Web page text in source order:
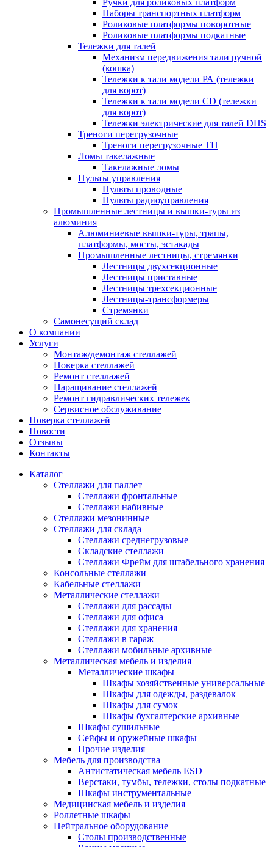
Ручки для роликовых платформ
Наборы транспортных платформ
Роликовые платформы поворотные
Роликовые платформы подкатные
Тележки для талей
Механизм передвижения тали ручной
(кошка)
Тележки к тали модели РА (тележки
для ворот)
Тележки к тали модели CD (тележки
для ворот)
Тележки электрические для талей DHS
Треноги перегрузочные
Треноги перегрузочные ТП
Ломы такелажные
Такелажные ломы
Пульты управления
Пульты проводные
Пульты радиоуправления
Промышленные лестницы и вышки-туры из
алюминия
Алюминиевые вышки-туры, трапы,
платформы, мосты, эстакады
Промышленные лестницы, стремянки
Лестницы двухсекционные
Лестницы приставные
Лестницы трехсекционные
Лестницы-трансформеры
Стремянки
Самонесущий склад
О компании
Услуги
Монтаж/демонтаж стеллажей
Поверка cтеллажей
Ремонт стеллажей
Наращивание стеллажей
Ремонт гидравлических тележек
Сервисное обслуживание
Поверка cтеллажей
Новости
Отзывы
Контакты
Каталог
Стеллажи для паллет
Стеллажи фронтальные
Стеллажи набивные
Стеллажи мезонинные
Стеллажи для склада
Стеллажи среднегрузовые
Складские стеллажи
Стеллажи Фрейм для штабельного хранения
Консольные стеллажи
Кабельные стеллажи
Металлические стеллажи
Стеллажи для рассады
Стеллажи для офиса
Стеллажи для хранения
Стеллажи в гараж
Стеллажи мобильные архивные
Металлическая мебель и изделия
Металлические шкафы
Шкафы хозяйственные универсальные
Шкафы для одежды, раздевалок
Шкафы для сумок
Шкафы бухгалтерские архивные
Шкафы сушильные
Сейфы и оружейные шкафы
Прочие изделия
Мебель для производства
Антистатическая мебель ESD
Верстаки, тумбы, тележки, столы подкатные
Шкафы инструментальные
Медицинская мебель и изделия
Роллетные шкафы
Нейтральное оборудование
Столы производственные